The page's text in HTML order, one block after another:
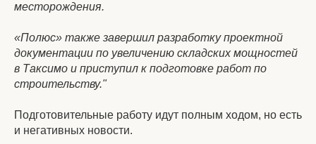
месторождения.
«Полюс» также завершил разработку проектной
документации по увеличению складских мощностей
в Таксимо и приступил к подготовке работ по
строительству."
Подготовительные работу идут полным ходом, но есть
и негативных новости.